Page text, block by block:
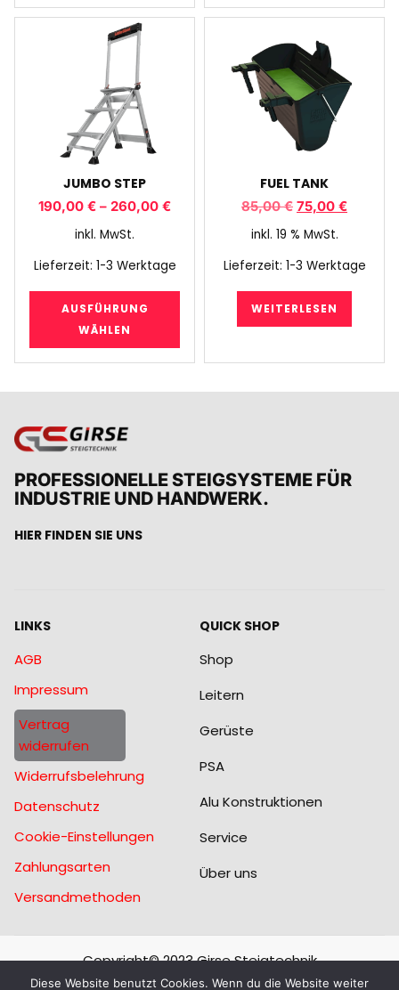
JUMBO STEP
190,00 € – 260,00 €
inkl. MwSt.
Lieferzeit: 1-3 Werktage
AUSFÜHRUNG
WÄHLEN
FUEL TANK
85,00€ 75,00 €
inkl. 19 % MwSt.
Lieferzeit: 1-3 Werktage
WEITERLESEN
PROFESSIONELLE STEIGSYSTEME FÜR
INDUSTRIE UND HANDWERK.
HIER FINDEN SIE UNS
LINKS
AGB
Impressum
Vertrag
widerrufen
Widerrufsbelehrung
Datenschutz
Cookie-Einstellungen
Zahlungsarten
Versandmethoden
QUICK SHOP
Shop
Leitern
Gerüste
PSA
Alu Konstruktionen
Service
Über uns
Copyright© 2023 Girse Steigtechnik
Diese Website benutzt Cookies. Wenn du die Website weiter